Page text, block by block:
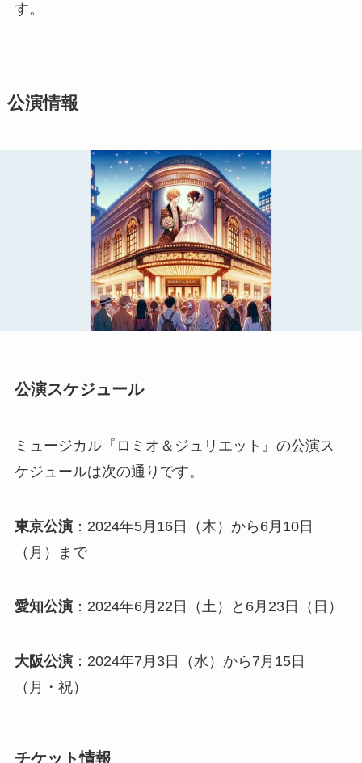
す。
公演情報
公演スケジュール
ミュージカル『ロミオ＆ジュリエット』の公演ス
ケジュールは次の通りです。
東京公演：2024年5月16日（木）から6月10日
（月）まで
愛知公演：2024年6月22日（土）と6月23日（日）
大阪公演：2024年7月3日（水）から7月15日
（月・祝）
チケット情報